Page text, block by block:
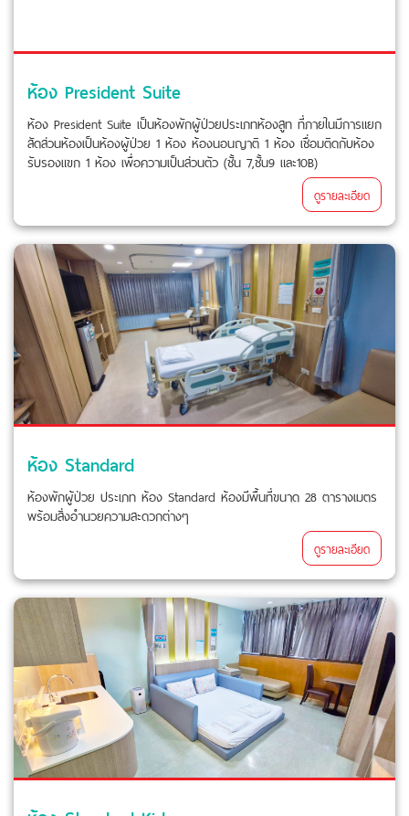
ห้อง President Suite
ห้อง President Suite เป็นห้องพักผู้ป่วยประเภทห้องสูท ที่ภายในมีการแยก
สัดส่วนห้องเป็นห้องผู้ป่วย 1 ห้อง ห้องนอนญาติ 1 ห้อง เชื่อมติดกับห้อง
รับรองแขก 1 ห้อง เพื่อความเป็นส่วนตัว (ชั้น 7,ชั้น9 และ10B)
ดูรายละเอียด
ห้อง Standard
ห้องพักผู้ป่วย ประเภท ห้อง Standard ห้องมีพื้นที่ขนาด 28 ตารางเมตร
พร้อมสิ่งอำนวยความสะดวกต่างๆ
ดูรายละเอียด